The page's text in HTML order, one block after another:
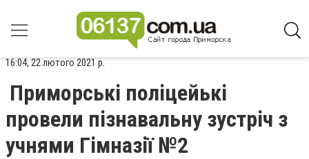
16:04, 22 лютого 2021 р.
Приморські поліцейькі
провели пізнавальну зустріч з
учнями Гімназії №2